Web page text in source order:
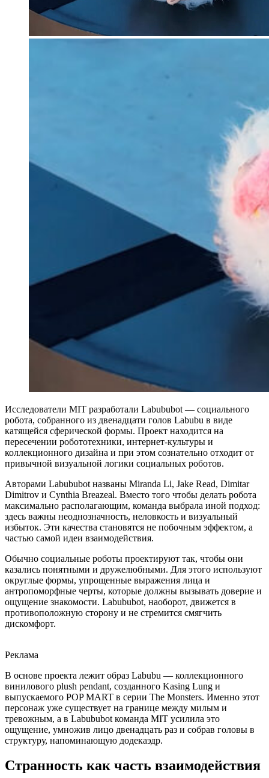
Исследователи MIT разработали Labububot — социального
робота, собранного из двенадцати голов Labubu в виде
катящейся сферической формы. Проект находится на
пересечении робототехники, интернет-культуры и
коллекционного дизайна и при этом сознательно отходит от
привычной визуальной логики социальных роботов.
Авторами Labububot названы Miranda Li, Jake Read, Dimitar
Dimitrov и Cynthia Breazeal. Вместо того чтобы делать робота
максимально располагающим, команда выбрала иной подход:
здесь важны неоднозначность, неловкость и визуальный
избыток. Эти качества становятся не побочным эффектом, а
частью самой идеи взаимодействия.
Обычно социальные роботы проектируют так, чтобы они
казались понятными и дружелюбными. Для этого используют
округлые формы, упрощенные выражения лица и
антропоморфные черты, которые должны вызывать доверие и
ощущение знакомости. Labububot, наоборот, движется в
противоположную сторону и не стремится смягчить
дискомфорт.
Реклама
В основе проекта лежит образ Labubu — коллекционного
винилового plush pendant, созданного Kasing Lung и
выпускаемого POP MART в серии The Monsters. Именно этот
персонаж уже существует на границе между милым и
тревожным, а в Labububot команда MIT усилила это
ощущение, умножив лицо двенадцать раз и собрав головы в
структуру, напоминающую додекаэдр.
Странность как часть взаимодействия